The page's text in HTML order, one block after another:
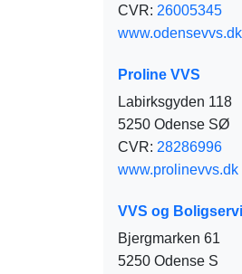
CVR: 26005345
www.odensevvs.dk
Proline VVS
Labirksgyden 118
5250 Odense SØ
CVR: 28286996
www.prolinevvs.dk
VVS og
Bjergmarken 61
5250 Odense S